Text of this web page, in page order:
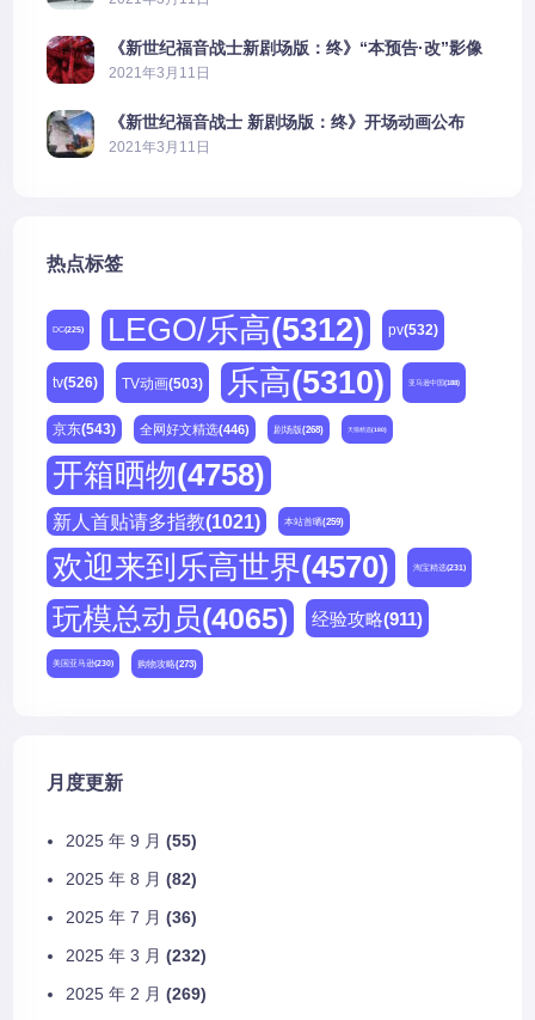
《新世纪福音战士新剧场版：终》“本预告·改”影像
公开
2021年3月11日
《新世纪福音战士 新剧场版：终》开场动画公布
2021年3月11日
热点标签
DC(225) LEGO/乐高(5312) pv(532)
tv(526) TV动画(503) 乐高(5310) 亚马逊中国(188)
京东(543) 全网好文精选(446) 剧场版(268) 天猫精选(180)
开箱晒物(4758)
新人首贴请多指教(1021) 本站首晒(259)
欢迎来到乐高世界(4570) 淘宝精选(231)
玩模总动员(4065) 经验攻略(911)
美国亚马逊(230) 购物攻略(273)
月度更新
2025 年 9 月 (55)
2025 年 8 月 (82)
2025 年 7 月 (36)
2025 年 3 月 (232)
2025 年 2 月 (269)